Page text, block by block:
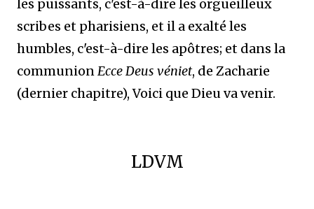
les puissants, c'est-à-dire les orgueilleux
scribes et pharisiens, et il a exalté les
humbles, c'est-à-dire les apôtres; et dans la
communionEcce Deus véniet, de Zacharie
(dernier chapitre), Voici que Dieu va venir.
LDVM